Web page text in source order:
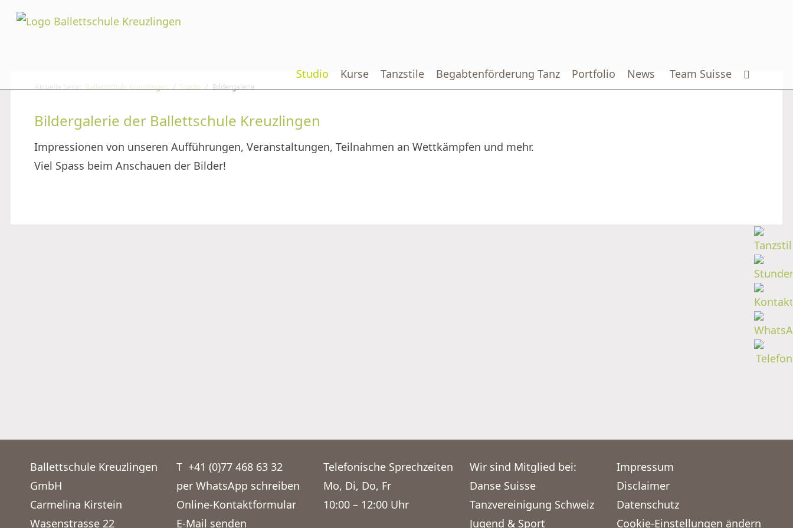
Studio Kurse Tanzstile Begabtenförderung Tanz Portfolio News Team Suisse
Ballettschule Kreuzlingen Studio Bildergalerie
Bildergalerie der Ballettschule Kreuzlingen
Impressionen von unseren Aufführungen, Veranstaltungen, Teilnahmen an Wettkämpfen und mehr.
Viel Spass beim Anschauen der Bilder!
Ballettschule Kreuzlingen
GmbH
Carmelina Kirstein
Wasenstrasse 22
T +41 (0)77 468 63 32
per WhatsApp schreiben
Online-Kontaktformular
E-Mail senden
Telefonische Sprechzeiten
Mo, Di, Do, Fr
10:00 – 12:00 Uhr
Wir sind Mitglied bei:
Danse Suisse
Tanzvereinigung Schweiz
Jugend & Sport
Impressum
Disclaimer
Datenschutz
Cookie-Einstellungen ändern